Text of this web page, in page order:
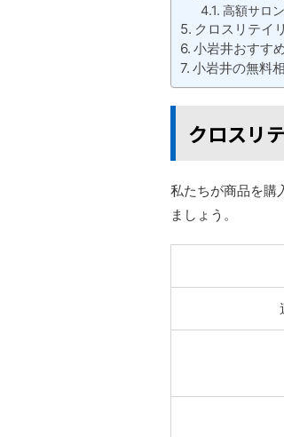
高額サロ
クロスリテイ
小岩井おすす
小岩井の無料
クロスリ
私たちが商品を購
ましょう。